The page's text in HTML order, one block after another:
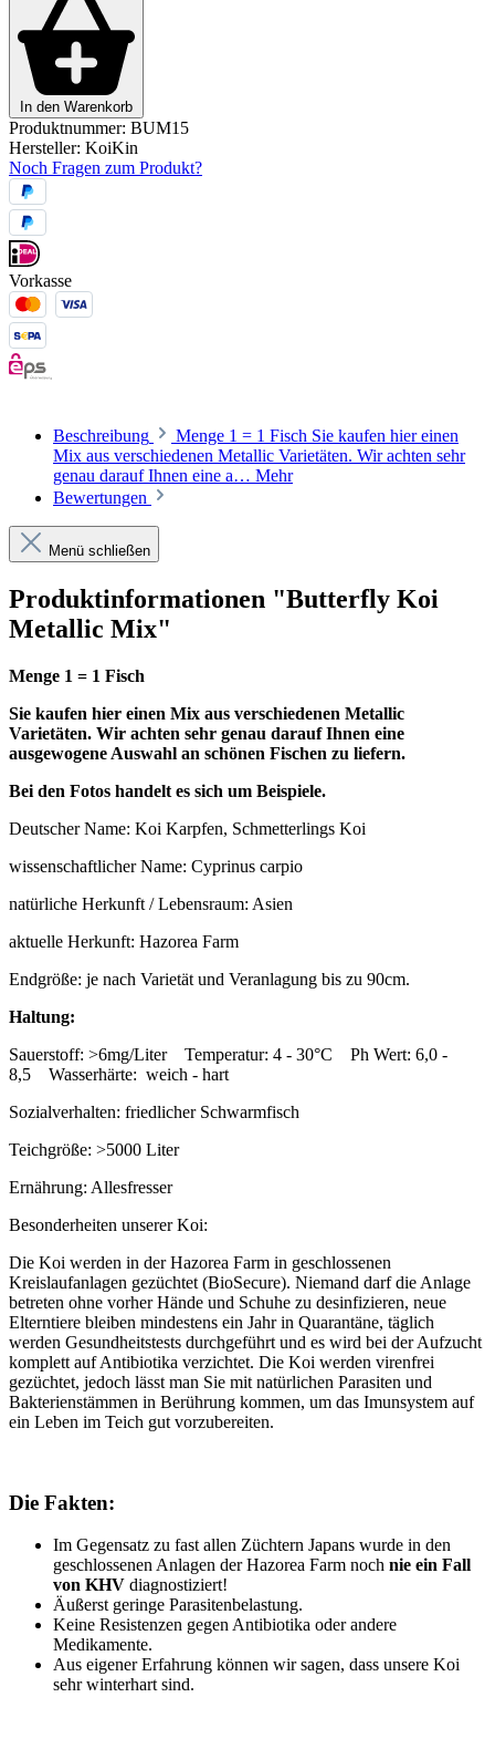
In den Warenkorb
Produktnummer: BUM15
Hersteller: KoiKin
Noch Fragen zum Produkt?
Vorkasse
Beschreibung
Menge 1 = 1 Fisch Sie kaufen hier einen
Mix aus verschiedenen Metallic Varietäten. Wir achten sehr
genau darauf Ihnen eine a… Mehr
Bewertungen
Menü schließen
Produktinformationen "Butterfly Koi
Metallic Mix"
Menge 1 = 1 Fisch
Sie kaufen hier einen Mix aus verschiedenen Metallic
Varietäten. Wir achten sehr genau darauf Ihnen eine
ausgewogene Auswahl an schönen Fischen zu liefern.
Bei den Fotos handelt es sich um Beispiele.
Deutscher Name: Koi Karpfen, Schmetterlings Koi
wissenschaftlicher Name: Cyprinus carpio
natürliche Herkunft / Lebensraum: Asien
aktuelle Herkunft: Hazorea Farm
Endgröße: je nach Varietät und Veranlagung bis zu 90cm.
Haltung:
Sauerstoff: >6mg/Liter Temperatur: 4 - 30°C Ph Wert: 6,0 -
8,5 Wasserhärte: weich - hart
Sozialverhalten: friedlicher Schwarmfisch
Teichgröße: >5000 Liter
Ernährung: Allesfresser
Besonderheiten unserer Koi:
Die Koi werden in der Hazorea Farm in geschlossenen
Kreislaufanlagen gezüchtet (BioSecure). Niemand darf die Anlage
betreten ohne vorher Hände und Schuhe zu desinfizieren, neue
Elterntiere bleiben mindestens ein Jahr in Quarantäne, täglich
werden Gesundheitstests durchgeführt und es wird bei der Aufzucht
komplett auf Antibiotika verzichtet. Die Koi werden virenfrei
gezüchtet, jedoch lässt man Sie mit natürlichen Parasiten und
Bakterienstämmen in Berührung kommen, um das Imunsystem auf
ein Leben im Teich gut vorzubereiten.
Die Fakten:
Im Gegensatz zu fast allen Züchtern Japans wurde in den
geschlossenen Anlagen der Hazorea Farm noch nie ein Fall
von KHV diagnostiziert!
Äußerst geringe Parasitenbelastung.
Keine Resistenzen gegen Antibiotika oder andere
Medikamente.
Aus eigener Erfahrung können wir sagen, dass unsere Koi
sehr winterhart sind.